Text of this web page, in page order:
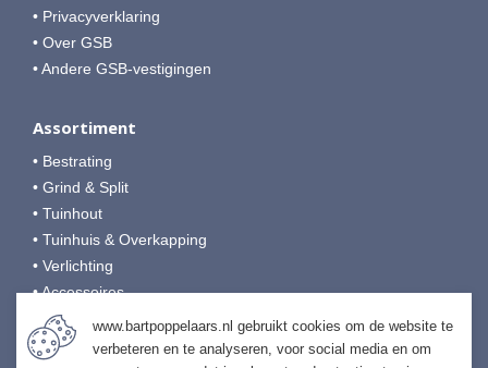
• Privacyverklaring
• Over GSB
• Andere GSB-vestigingen
Assortiment
• Bestrating
• Grind & Split
• Tuinhout
• Tuinhuis & Overkapping
• Verlichting
• Accessoires
• Afwerking & Onderhoud
www.bartpoppelaars.nl gebruikt cookies om de website te
verbeteren en te analyseren, voor social media en om